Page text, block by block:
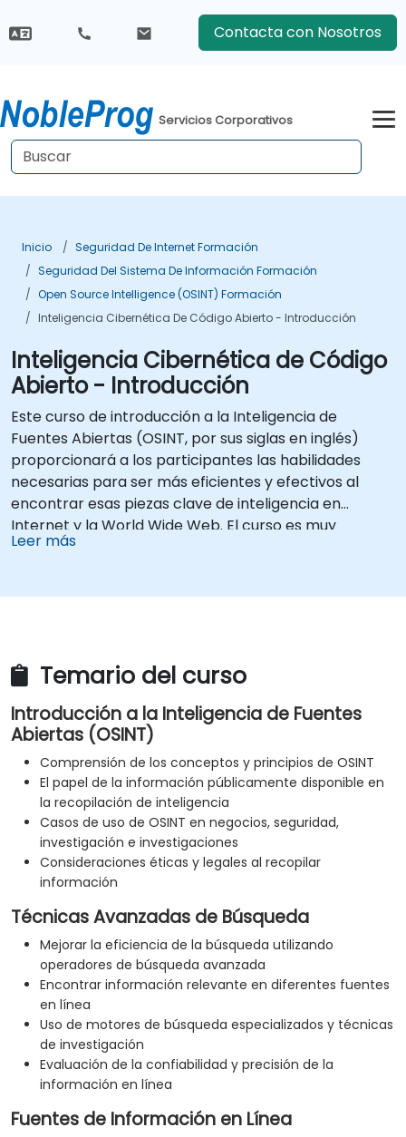
Contacta con Nosotros
Servicios Corporativos
Inicio
Seguridad De Internet Formación
Seguridad Del Sistema De Información Formación
Open Source Intelligence (OSINT) Formación
Inteligencia Cibernética De Código Abierto - Introducción
Inteligencia Cibernética de Código
Abierto - Introducción
Este curso de introducción a la Inteligencia de
Fuentes Abiertas (OSINT, por sus siglas en inglés)
proporcionará a los participantes las habilidades
necesarias para ser más eficientes y efectivos al
encontrar esas piezas clave de inteligencia en
Internet y la World Wide Web. El curso es muy
práctico, lo que permite a los participantes explorar
recopilación de inteligencia. El curso es altamente
práctico, permitiendo a los participantes el tiempo
necesario para explorar y comprender las
herramientas y recursos cubiertos.
Leer más
Temario del curso
Introducción a la Inteligencia de Fuentes
Abiertas (OSINT)
Comprensión de los conceptos y principios de OSINT
El papel de la información públicamente disponible en
la recopilación de inteligencia
Casos de uso de OSINT en negocios, seguridad,
investigación e investigaciones
Consideraciones éticas y legales al recopilar
información
Técnicas Avanzadas de Búsqueda
Mejorar la eficiencia de la búsqueda utilizando
operadores de búsqueda avanzada
Encontrar información relevante en diferentes fuentes
en línea
Uso de motores de búsqueda especializados y técnicas
de investigación
Evaluación de la confiabilidad y precisión de la
información en línea
Fuentes de Información en Línea